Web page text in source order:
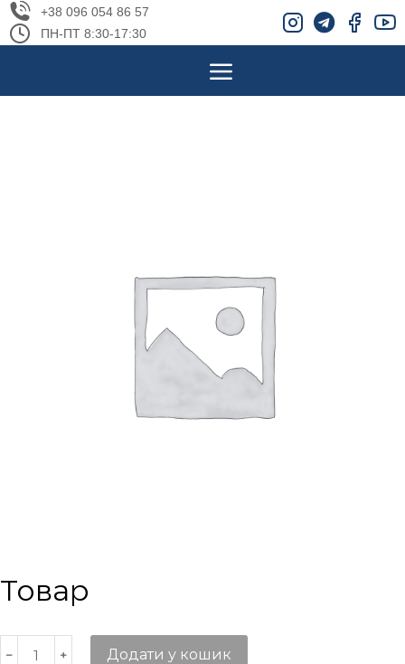
+38 096 054 86 57
ПН-ПТ 8:30-17:30
Товар
Додати у кошик